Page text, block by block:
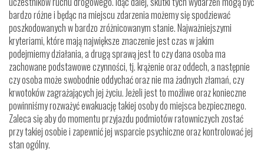
bardzo różne i będąc na miejscu zdarzenia możemy się spodziewać
poszkodowanych w bardzo zróżnicowanym stanie. Najważniejszymi
kryteriami, które mają największe znaczenie jest czas w jakim
podejmiemy działania, a drugą sprawą jest to czy dana osoba ma
zachowane podstawowe czynności, tj. krążenie oraz oddech, a następnie
czy osoba może swobodnie oddychać oraz nie ma żadnych złamań, czy
krwotoków zagrażających jej życiu. Jeżeli jest to możliwe oraz konieczne
powinniśmy rozważyć ewakuację takiej osoby do miejsca bezpiecznego.
Zaleca się aby do momentu przyjazdu podmiotów ratowniczych zostać
przy takiej osobie i zapewnić jej wsparcie psychiczne oraz kontrolować jej
stan ogólny.